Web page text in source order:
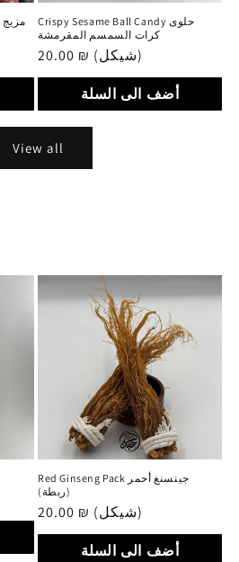
Crispy Sesame Ball Candy حلوى
كرات السمسم المقرمشة
Regular
price
20.00 ₪ (شيكل)
أضف الى السلة
View all
Red Ginseng Pack جينسنغ أحمر
(ربطة)
Regular
price
20.00 ₪ (شيكل)
أضف الى السلة